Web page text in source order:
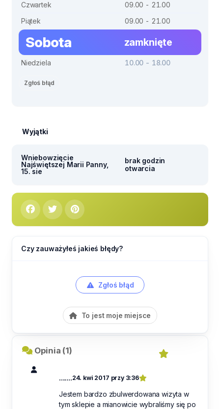
Czwartek
09.00 - 21.00
Piątek
09.00 - 21.00
Sobota zamknięte
Niedziela 10.00 - 18.00
Zgłoś błąd
Wyjątki
Wniebowzięcie
Najświętszej Marii Panny,
15. sie
brak godzin
otwarcia
Czy zauważyłeś jakieś błędy?
Zgłoś błąd
To jest moje miejsce
Opinia (1)
.......24. kwi 2017 przy 3:36
Jestem bardzo zbulwerdowana wizyta w
tym sklepie a mianowicie wybraliśmy się po